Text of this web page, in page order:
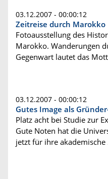
03.12.2007 - 00:00:12
Zeitreise durch Marokko
Fotoausstellung des
Marokko. Wanderungen
Gegenwart lautet das
03.12.2007 - 00:00:12
Gutes Image als
Platz acht bei Studie zur
Gute Noten hat die
jetzt für ihre